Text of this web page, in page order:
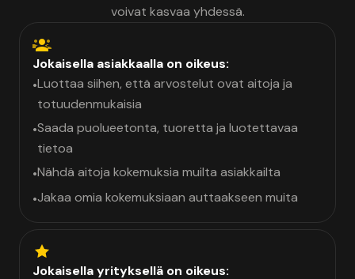
voivat kasvaa yhdessä.
Jokaisella asiakkaalla on oikeus:
•Luottaa siihen, että arvostelut ovat aitoja ja
totuudenmukaisia
•Saada puolueetonta, tuoretta ja luotettavaa
tietoa
•Nähdä aitoja kokemuksia muilta asiakkailta
•Jakaa omia kokemuksiaan auttaakseen muita
Jokaisella yrityksellä on oikeus: